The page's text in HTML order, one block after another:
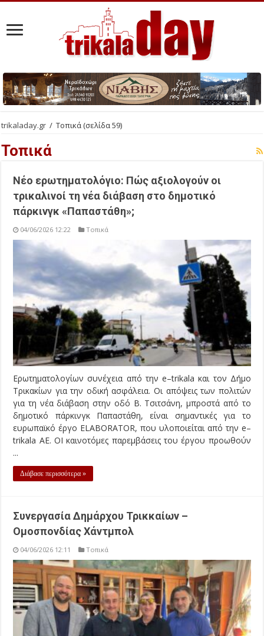
trikaladay.gr / Τοπικά(σελίδα 59)
Τοπικά
Νέο ερωτηματολόγιο: Πώς αξιολογούν οι
τρικαλινοί τη νέα διάβαση στο δημοτικό
πάρκινγκ «Παπαστάθη»;
04/06/2026 12:22 Τοπικά
Ερωτηματολογίων συνέχεια από την e–trikala και τον Δήμο
Τρικακίων για την οδική ασφάλεια. Οι απόψεις των πολιτών
για τη νέα διάβαση στην οδό Β. Τσιτσάνη, μπροστά από το
δημοτικό πάρκινγκ Παπαστάθη, είναι σημαντικές για το
ευρωπαϊκό έργο ELABORATOR, που υλοποιείται από την e–
trikala ΑΕ. ΟΙ καινοτόμες παρεμβάσεις του έργου προωθούν
...
Διάβασε περισσότερα »
Συνεργασία Δημάρχου Τρικκαίων –
Ομοσπονδίας Χάντμπολ
04/06/2026 12:11 Τοπικά